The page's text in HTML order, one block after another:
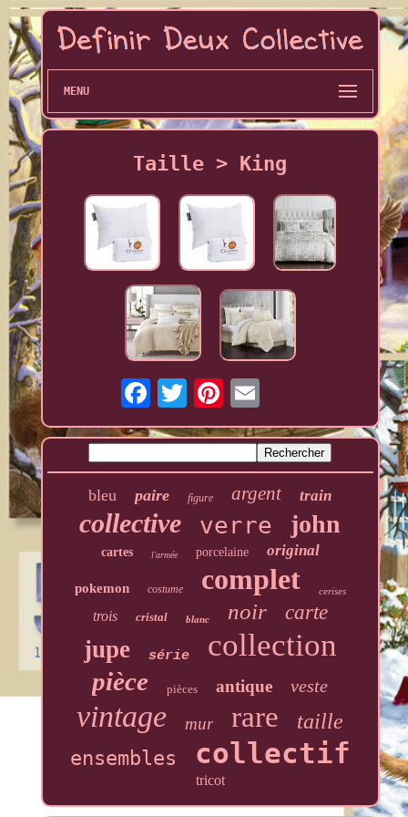
MENU
Taille > King
bleu paire figure argent train
collective verre john
cartes l'armée porcelaine original
pokemon costume complet cerises
trois cristal blanc noir carte
jupe série collection
pièce pièces antique veste
vintage mur rare taille
ensembles collectif
tricot